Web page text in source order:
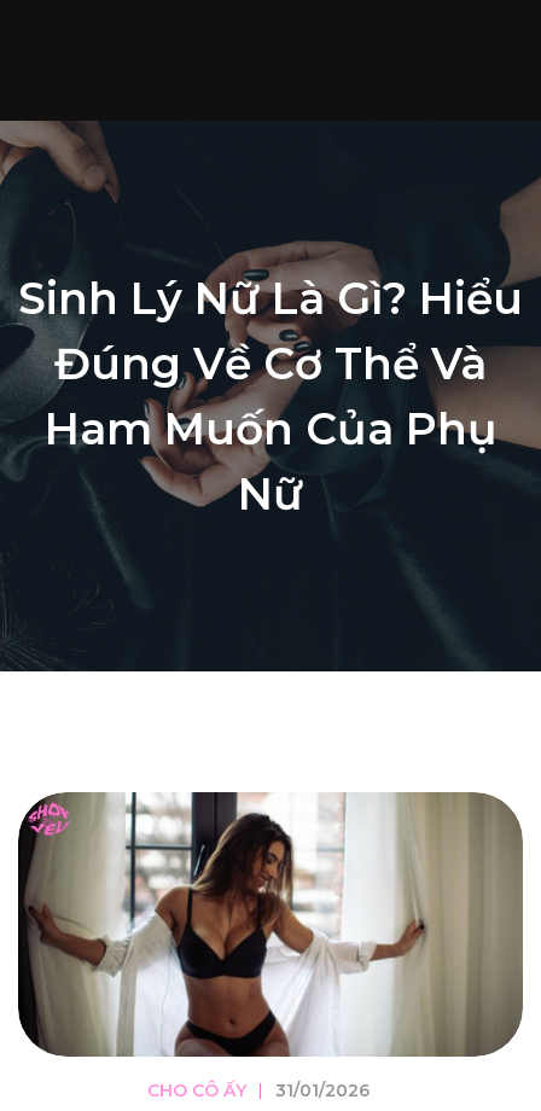
Sinh Lý Nữ Là Gì? Hiểu
Đúng Về Cơ Thể Và
Ham Muốn Của Phụ
Nữ
CHO CÔ ẤY 31/01/2026